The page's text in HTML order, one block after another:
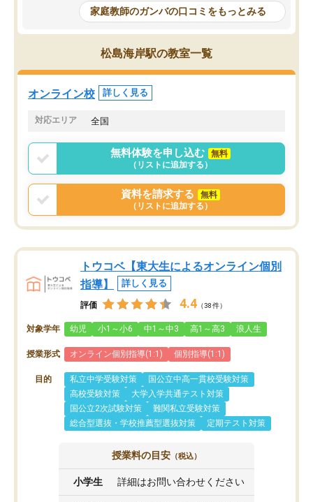
めて1年ほどだった今では平均点以上の
科目が増えてきました！あと1年受験ま
であるので無料の週末教室を使用しな
がら頑張って欲しいと思います！
問できるのでとても助か
家庭教師のガンバの口コミをもっとみる
松島海岸駅の教室一覧
オンライン校 詳しく見る
対応エリア 全国
無料体験を申し込む
無料
（リストに追加する）
資料を請求する
無料
（リストに追加する）
トウコベ【東大生によるオンライン個別
指導】
詳しく見る
評価 4.4 （38件）
対象学年 幼児 小1～小6 中1～中3 高1～高3 浪人生
授業形式 オンライン個別指導(1:1) 個別指導(1:1)
目的 私立中学受験対策
国公立中高一貫校受験対策
高校受験対策
大学入学共通テスト対策
国公立2次試験対策
難関私立受験対策
総合型選抜・学校推薦型選抜対策
定期テスト対策
授業料の目安 （税込）
小学生 詳細はお問い合わせください